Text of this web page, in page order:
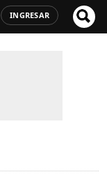
INGRESAR